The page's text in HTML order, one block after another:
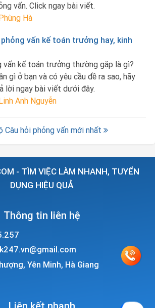
vấn. Click ngay bài viết.
Hà
vấn kế toán trưởng hay, kinh
vấn kế toán trưởng thường gặp là gì?
gì ở bạn và có yêu cầu đề ra sao, hãy
lời ngay bài viết dưới đây.
Anh Nguyễn
Câu hỏi phỏng vấn mới nhất
- TÌM VIỆC LÀM NHANH, TUYỂN
DỤNG HIỆU QUẢ
Thông tin liên hệ
Yên Minh, Hà Giang